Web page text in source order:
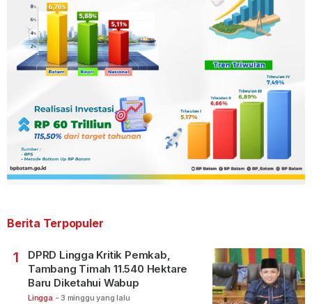
Berita Terpopuler
1
DPRD Lingga Kritik Pemkab,
Tambang Timah 11.540 Hektare
Baru Diketahui Wabup
Lingga - 3 minggu yang lalu